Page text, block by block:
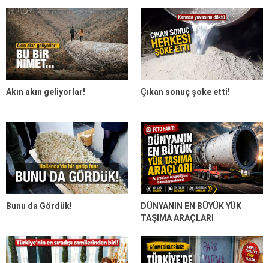
22:16 / Sağlıkta Yeni Dönem: Uzaktan Hizmet Başladı
Akın akın geliyorlar! Çıkan sonuç şoke etti!
Bunu da Gördük!
DÜNYANIN EN BÜYÜK YÜK
TAŞIMA ARAÇLARI